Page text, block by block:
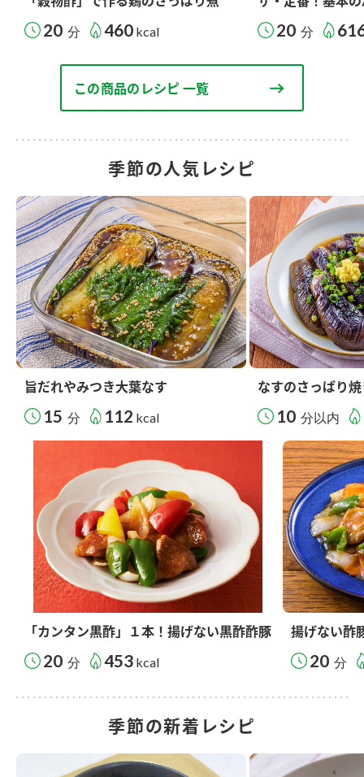
20 分 460 kcal 20 分
この商品のレシピ 一覧
季節の人気レシピ
旨だれやみつき大葉なす
15 分 112 kcal
なすのさっぱり
10 分以内
「カンタン黒酢」１本！揚げない黒酢酢豚
20 分 453 kcal
揚げない酢
20 分
季節の新着レシピ